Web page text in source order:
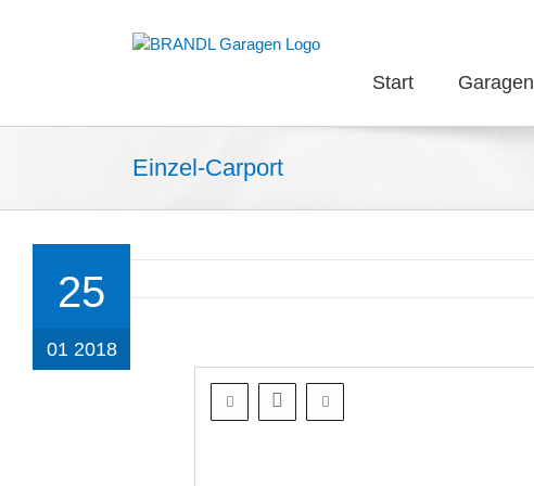
Start Garagen
Einzel-Carport
25
01 2018